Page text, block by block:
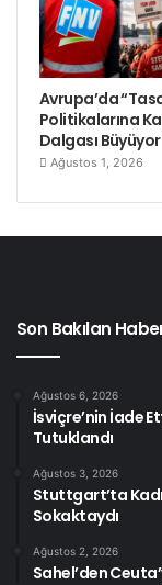
Avrupa’da
Politikalarına
Dalgası Büyüyor
Ağustos 1, 2026
Son Bakılan
Ağustos 6, 2026
İsviçre’nin İade
Tutuklandı
Ağustos 3, 2026
Stuttgart’ta
Sokaktaydı
Ağustos 2, 2026
Sahel’den